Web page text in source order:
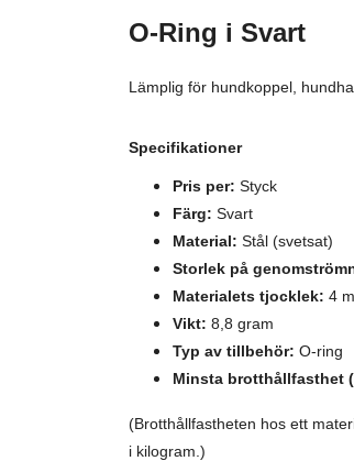
O-Ring i Svart
Lämplig för hundkoppel,
Specifikationer
Pris per: Styck
Färg: Svart
Material: Stål (svetsat)
Storlek på
Materialets tjocklek: 4
Vikt: 8,8 gram
Typ av tillbehör: O-ring
Minsta brotthållfasthet
(Brotthållfastheten hos ett
i kilogram.)